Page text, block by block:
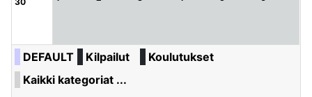
DEFAULT Kilpailut
Koulutukset
Kaikki kategoriat ...